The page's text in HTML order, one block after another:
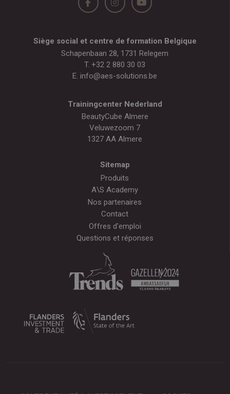
Siège social et centre de formation Belgique
Schapenbaan 28, 1731 Relegem
T. +32 2 880 30 03
E. info@aes-solutions.be
Trainingcenter Nederland
BeautyCube Almere
Veluwezoom 7
1327 AA Almere
Sitemap
Produits
A\S Academy
Nos partenaires
Contact
Offres d'emploi
Questions et réponses